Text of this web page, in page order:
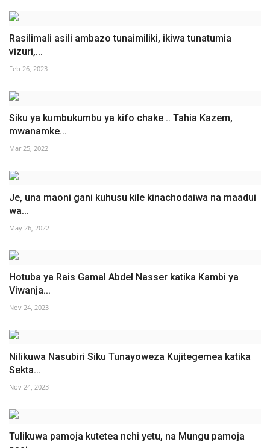
Video
Maonyesho
Wadhamini
Language
English español
French
Rasilimali asili ambazo tunaimiliki, ikiwa tunatumia
vizuri,...
Feb 26, 2023
Siku ya kumbukumbu ya kifo chake .. Tahia Kazem,
mwanamke...
Mar 25, 2022
Je, una maoni gani kuhusu kile kinachodaiwa na maadui
wa...
May 26, 2022
Hotuba ya Rais Gamal Abdel Nasser katika Kambi ya
Viwanja...
Nov 24, 2023
Nilikuwa Nasubiri Siku Tunayoweza Kujitegemea katika
Sekta...
Nov 24, 2023
Tulikuwa pamoja kutetea nchi yetu, na Mungu pamoja